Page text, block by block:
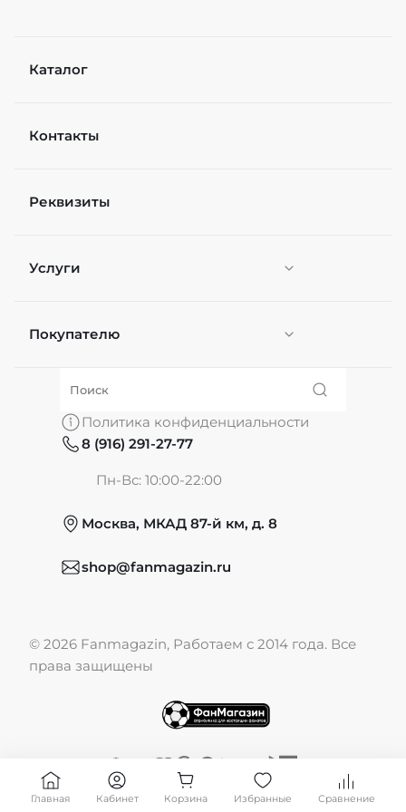
Каталог
Контакты
Реквизиты
Услуги
Персонификация
Покупателю
О нас
Обмен и возврат
Публичная оферта
Политика конфиденциальности
8 (916) 291-27-77
Пн-Вс: 10:00-22:00
Москва, МКАД 87-й км, д. 8
shop@fanmagazin.ru
© 2026 Fanmagazin, Работаем с 2014 года. Все
права защищены
Главная Кабинет Корзина Избранные Сравнение